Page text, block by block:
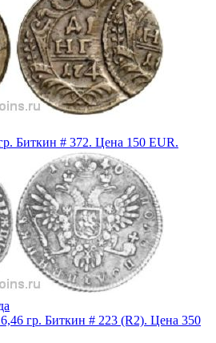
Биткин # 372. Цена 150 EUR.
гр. Биткин # 223 (R2). Цена 350